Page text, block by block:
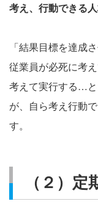
考え、行動できる
「結果目標を達成
従業員が必死に考
考えて実行する…
が、自ら考え行動
す。
（２）